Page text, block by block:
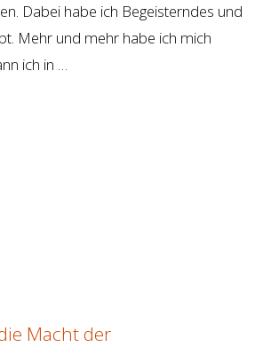
Dabei habe ich Begeisterndes und
Mehr und mehr habe ich mich
ich in …
Macht der